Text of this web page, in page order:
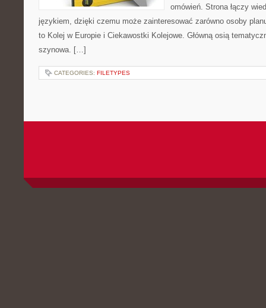
omówień. Strona łączy
językiem, dzięki czemu może zainteresować zarówno osoby
to Kolej w Europie i Ciekawostki Kolejowe. Główną osią
szynowa. […]
CATEGORIES: FILETYPES